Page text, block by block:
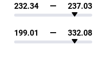
232.34 237.03
199.01 332.08